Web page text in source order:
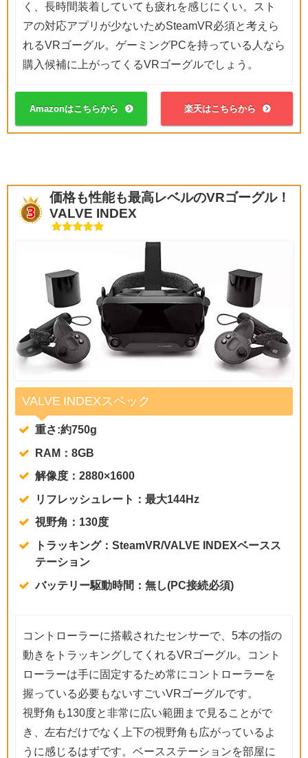
く、長時間装着していても疲れを感じにくい。スト
アの対応アプリが少ないためSteamVR必須と考えら
れるVRゴーグル。ゲーミングPCを持っている人なら
購入候補に上がってくるVRゴーグルでしょう。
Amazonはこちらから 楽天はこちらから
価格も性能も最高レベルのVRゴーグル！
VALVE INDEX
VALVE INDEXスペック
重さ:約750g
RAM：8GB
解像度：2880×1600
リフレッシュレート：最大144Hz
視野角：130度
トラッキング：SteamVR/VALVE INDEXベースス
テーション
バッテリー駆動時間：無し(PC接続必須)
コントローラーに搭載されたセンサーで、5本の指の
動きをトラッキングしてくれるVRゴーグル。コント
ローラーは手に固定するため常にコントローラーを
握っている必要もないすごいVRゴーグルです。
視野角も130度と非常に広い範囲まで見ることがで
き、左右だけでなく上下の視野角も広がっているよ
うに感じるはずです。ベースステーションを部屋に